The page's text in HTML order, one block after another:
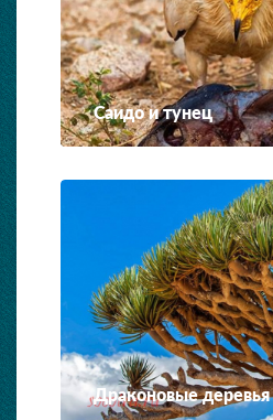
Саидо и тунец
Драконовые деревья